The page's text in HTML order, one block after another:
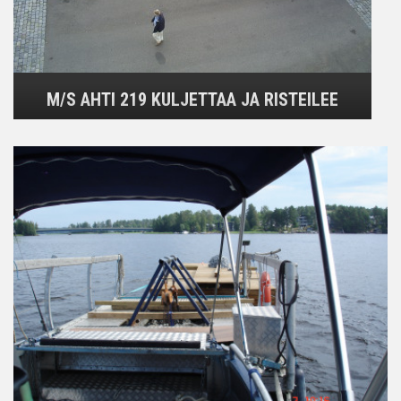
M/S AHTI 219 KULJETTAA JA RISTEILEE